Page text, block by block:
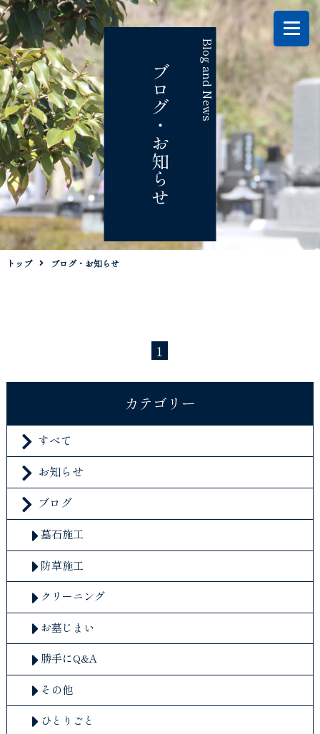
Blog and News
ブログ・お知らせ
トップ ブログ・お知らせ
1
カテゴリー
すべて
お知らせ
ブログ
墓石施工
防草施工
クリーニング
お墓じまい
勝手にQ&A
その他
ひとりごと